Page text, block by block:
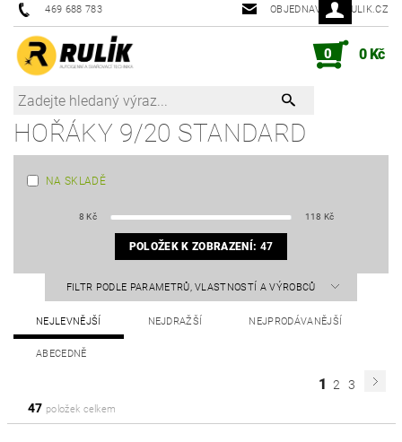
469 688 783 OBJEDNAVKY@RULIK.CZ
0 0 Kč
HOŘÁKY 9/20 STANDARD
NA SKLADĚ
8 Kč 118 Kč
POLOŽEK K ZOBRAZENÍ: 47
FILTR PODLE PARAMETRŮ, VLASTNOSTÍ A VÝROBCŮ
NEJLEVNĚJŠÍ NEJDRAŽŠÍ NEJPRODÁVANĚJŠÍ
ABECEDNĚ
1 2
3
47 položek celkem